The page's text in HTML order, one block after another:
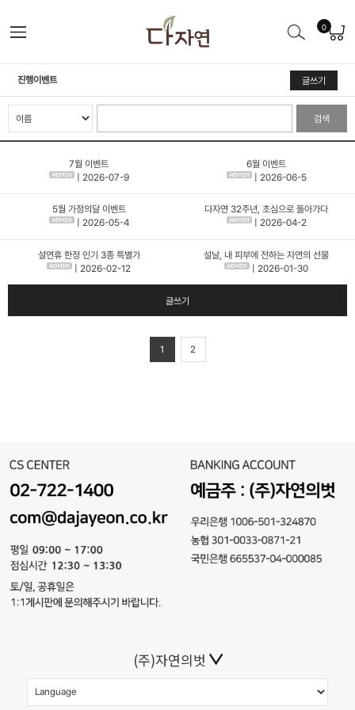
0
진행이벤트 글쓰기
검색
7월 이벤트
| 2026-07-9
6월 이벤트
| 2026-06-5
5월 가정의달 이벤트
| 2026-05-4
다자연 32주년, 초심으로 돌아가다
| 2026-04-2
설연휴 한정 인기 3종 특별가
| 2026-02-12
설날, 내 피부에 전하는 자연의 선물
| 2026-01-30
글쓰기
1 2
(주)자연의벗